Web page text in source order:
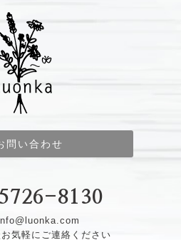
問い合わせ
8130
気軽にご連絡ください